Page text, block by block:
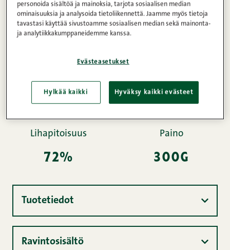
Nämä kevyesti paneroidut pikkufileet ovat oiva
arjen ruoanlaiton helpottaja! Mureilla ja mehevillä
pikkufileillä onnistut varmasti: helppo ja nopea
mureutetun ulkofileepalan päällä. Herkullisia
vaikkapa perunamuusin kaverina.
Lihapitoisuus
72%
Paino
300g
Tuotetiedot
Ravintosisältö
personoida sisältöä ja mainoksia, tarjota sosiaalisen median
ominaisuuksia ja analysoida tietoliikennettä. Jaamme myös tietoja
tavastasi käyttää sivustoamme sosiaalisen median sekä mainonta-
ja analytiikkakumppaneidemme kanssa.
Evästeasetukset
Hylkää kaikki Hyväksy kaikki evästeet